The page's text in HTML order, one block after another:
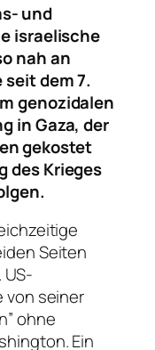
und
israelische
nah an
dem 7.
genozidalen
in Gaza, der
gekostet
des Krieges
Seiten
von seiner
ohne
Ein